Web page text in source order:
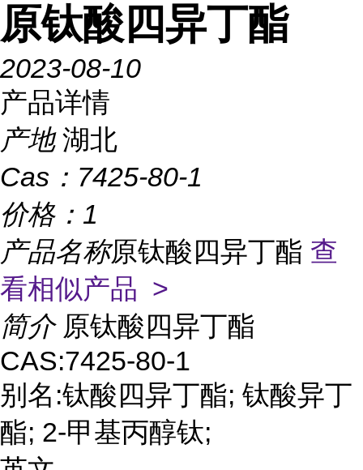
原钛酸四异丁酯
2023-08-10
产品详情
产地 湖北
Cas： 7425-80-1
价格： 1
产品名称原钛酸四异丁酯 查
看相似产品 >
简介 原钛酸四异丁酯
CAS:7425-80-1
别名:钛酸四异丁酯; 钛酸异丁
酯; 2-甲基丙醇钛;